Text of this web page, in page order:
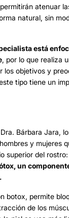
atenuar
natural, sin
está
, por lo que realiza
los objetivos y
tipo tiene un
Bárbara Jara,
y mujeres
superior del rostro:
un
botox, permite
de los